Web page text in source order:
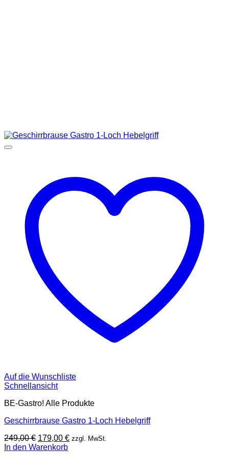
Auf die Wunschliste
Schnellansicht
BE-Gastro! Alle Produkte
Geschirrbrause Gastro 1-Loch Hebelgriff
249,00€ Ursprünglicher
Preis
179,00 €Aktueller
zzgl. MwSt.
In den Warenkorb